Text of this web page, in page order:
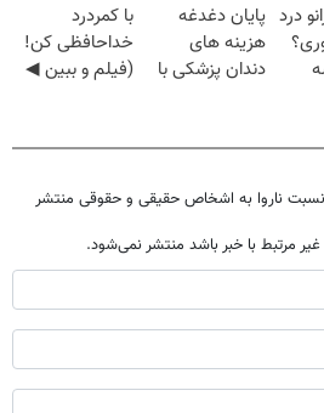
◂پرسش‌نامه)
۲۵ میلیون
تومان!!!
درد پایان دغدغه
هزینه های
دندان پزشکی با
با کمردرد
خداحافظی کن!
(فیلم و ببین ◀
ناروا به اشخاص حقیقی و حقوقی منتشر
غیر مرتبط با خبر باشد منتشر نمی‌شود.